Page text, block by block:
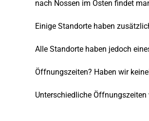
nach Nossen im Osten findet
Einige Standorte haben
Alle Standorte haben jedoch
Öffnungszeiten? Haben wir
Unterschiedliche